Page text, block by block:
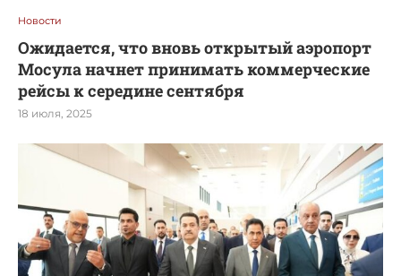
Новости
Ожидается, что вновь открытый аэропорт
Мосула начнет принимать коммерческие
рейсы к середине сентября
18 июля, 2025